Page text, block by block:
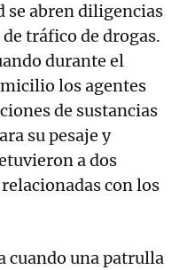
se abren diligencias
tráfico de drogas.
durante el
los agentes
de sustancias
su pesaje y
a dos
con los
cuando una patrulla